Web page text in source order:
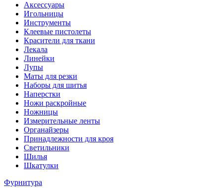
Аксессуары
Игольницы
Инструменты
Клеевые пистолеты
Красители для ткани
Лекала
Линейки
Лупы
Маты для резки
Наборы для шитья
Наперстки
Ножи раскройные
Ножницы
Измерительные ленты
Органайзеры
Принадлежности для кроя
Светильники
Шилья
Шкатулки
Фурнитура